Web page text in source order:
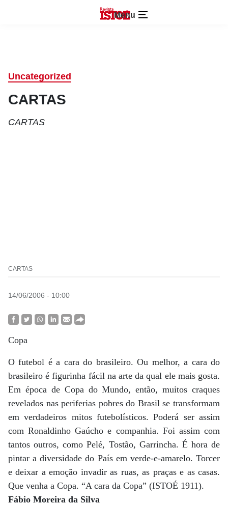
Menu
Uncategorized
CARTAS
CARTAS
CARTAS
14/06/2006 - 10:00
Copa
O futebol é a cara do brasileiro. Ou melhor, a cara do
brasileiro é figurinha fácil na arte da qual ele mais gosta.
Em época de Copa do Mundo, então, muitos craques
revelados nas periferias pobres do Brasil se transformam
em verdadeiros mitos futebolísticos. Poderá ser assim
com Ronaldinho Gaúcho e companhia. Foi assim com
tantos outros, como Pelé, Tostão, Garrincha. É hora de
pintar a diversidade do País em verde-e-amarelo. Torcer
e deixar a emoção invadir as ruas, as praças e as casas.
Que venha a Copa. “A cara da Copa” (ISTOÉ 1911).
Fábio Moreira da Silva